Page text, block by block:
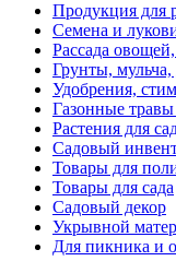
Продукция для
Семена и
Рассада
Грунты,
Удобрения,
Газонные
Растения для
Садовый
Товары для
Товары для сада
Садовый декор
Укрывной
Для пикника и